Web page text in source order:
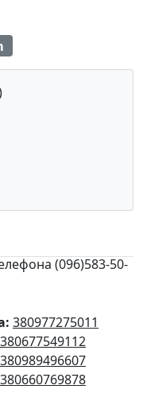
(096)583-50-
380977275011
380677549112
380989496607
380660769878